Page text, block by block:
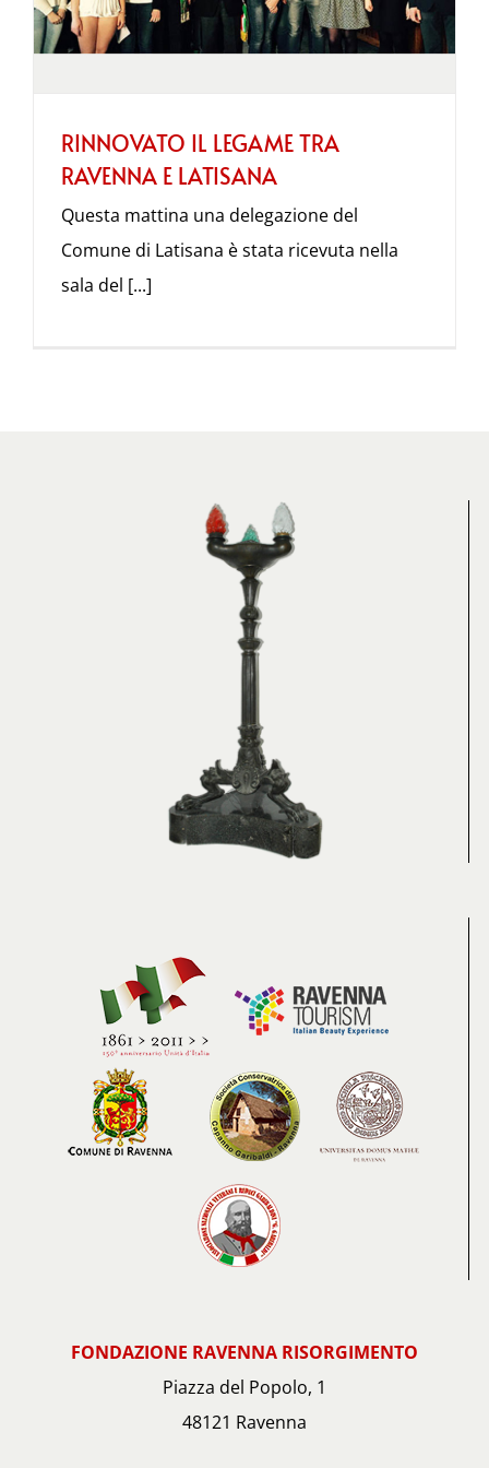
RINNOVATO IL LEGAME TRA
RAVENNA E LATISANA
Questa mattina una delegazione del
Comune di Latisana è stata ricevuta nella
sala del [...]
FONDAZIONE RAVENNA RISORGIMENTO
Piazza del Popolo, 1
48121 Ravenna